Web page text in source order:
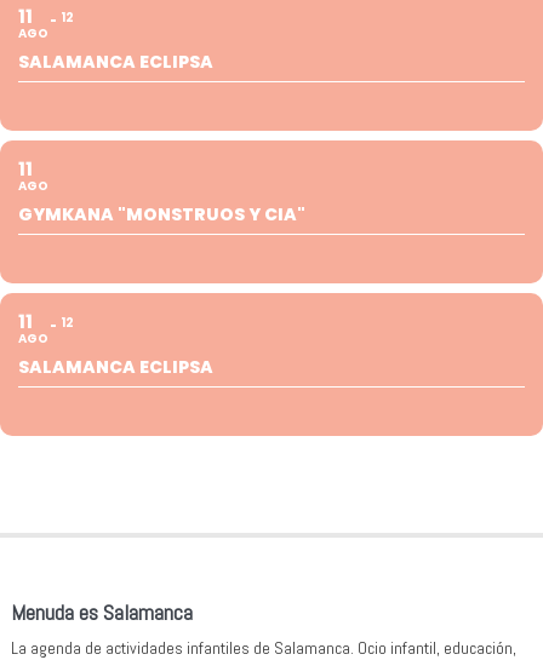
11
AGO
12
SALAMANCA ECLIPSA
11
AGO
GYMKANA "MONSTRUOS Y CIA"
11
AGO
12
SALAMANCA ECLIPSA
Menuda es Salamanca
La agenda de actividades infantiles de Salamanca. Ocio infantil, educación,